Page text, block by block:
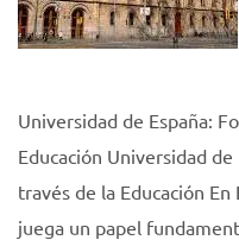
Universidad de España:
Educación Universidad
través de la Educación
juega un papel